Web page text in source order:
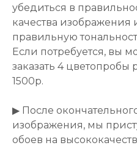
убедиться в
качества изображения
правильную
Если потребуется, вы
заказать 4 цветопробы
1500р.
▶ После
изображения, мы
обоев на